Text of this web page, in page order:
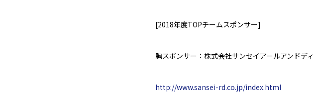
[2018年度TOPチームスポンサー]
胸スポンサー：株式会社サンセイアールアンドディ
http://www.sansei-rd.co.jp/index.html